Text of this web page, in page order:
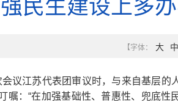
民生建设上多
【字体： 大 中
议江苏代表团审议时，与来自基层的
嘱：“在加强基础性、普惠性、兜底性